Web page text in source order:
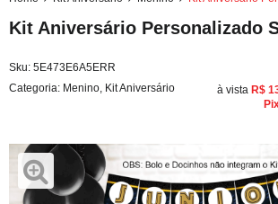
Kit Aniversário Personalizado
Sku: 5E473E6A5ERR
Categoria: Menino Kit Aniversário à vista R$